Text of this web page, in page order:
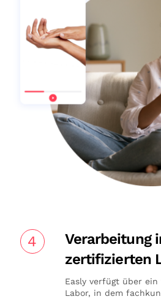
4
Verarbeitung
zertifizierten
Easly verfügt über
Labor, in dem